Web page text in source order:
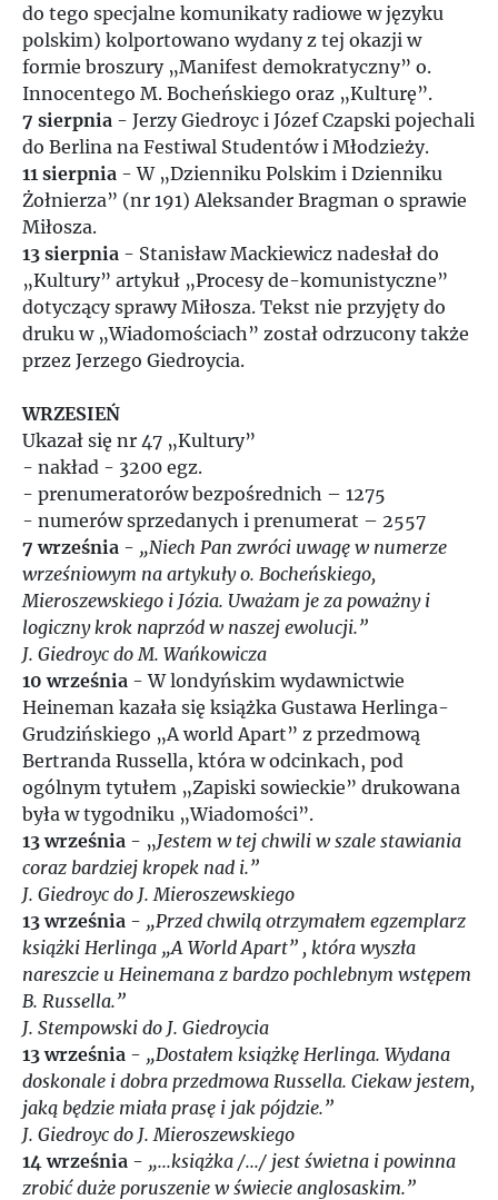
do tego specjalne komunikaty radiowe w języku
polskim) kolportowano wydany z tej okazji w
formie broszury „Manifest demokratyczny” o.
Innocentego M. Bocheńskiego oraz „Kulturę”.
7 sierpnia - Jerzy Giedroyc i Józef Czapski pojechali
do Berlina na Festiwal Studentów i Młodzieży.
11 sierpnia - W „Dzienniku Polskim i Dzienniku
Żołnierza” (nr 191) Aleksander Bragman o sprawie
Miłosza.
13 sierpnia - Stanisław Mackiewicz nadesłał do
„Kultury” artykuł „Procesy de-komunistyczne”
dotyczący sprawy Miłosza. Tekst nie przyjęty do
druku w „Wiadomościach” został odrzucony także
przez Jerzego Giedroycia.
WRZESIEŃ
Ukazał się nr 47 „Kultury”
- nakład - 3200 egz.
- prenumeratorów bezpośrednich – 1275
- numerów sprzedanych i prenumerat – 2557
7 września - „Niech Pan zwróci uwagę w numerze
wrześniowym na artykuły o. Bocheńskiego,
Mieroszewskiego i Józia. Uważam je za poważny i
logiczny krok naprzód w naszej ewolucji.”
J. Giedroyc do M. Wańkowicza
10 września - W londyńskim wydawnictwie
Heineman kazała się książka Gustawa Herlinga-
Grudzińskiego „A world Apart” z przedmową
Bertranda Russella, która w odcinkach, pod
ogólnym tytułem „Zapiski sowieckie” drukowana
była w tygodniku „Wiadomości”.
13 września - „Jestem w tej chwili w szale stawiania
coraz bardziej kropek nad i.”
J. Giedroyc do J. Mieroszewskiego
13 września - „Przed chwilą otrzymałem egzemplarz
książki Herlinga „A World Apart” , która wyszła
nareszcie u Heinemana z bardzo pochlebnym wstępem
B. Russella.”
J. Stempowski do J. Giedroycia
13 września - „Dostałem książkę Herlinga. Wydana
doskonale i dobra przedmowa Russella. Ciekaw jestem,
jaką będzie miała prasę i jak pójdzie.”
J. Giedroyc do J. Mieroszewskiego
14 września - „...książka /.../ jest świetna i powinna
zrobić duże poruszenie w świecie anglosaskim.”